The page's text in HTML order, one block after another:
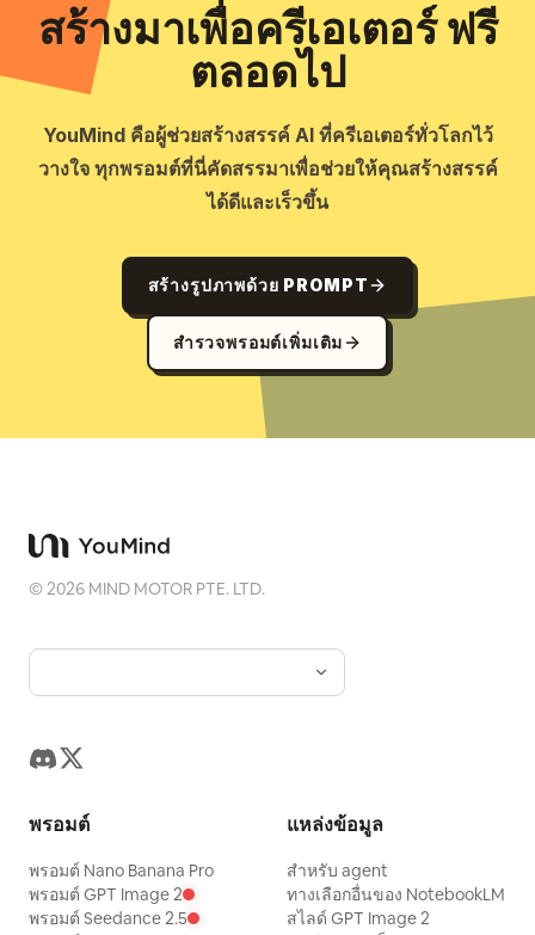
สร้างมาเพื่อครีเอเตอร์ ฟรี
ตลอดไป
YouMind คือผู้ช่วยสร้างสรรค์ AI ที่ครีเอเตอร์ทั่วโลกไว้
วางใจ ทุกพรอมต์ที่นี่คัดสรรมาเพื่อช่วยให้คุณสร้างสรรค์
ได้ดีและเร็วขึ้น
สร้างรูปภาพด้วย PROMPT
สำรวจพรอมต์เพิ่มเติม
©2026 MIND MOTOR PTE. LTD.
พรอมต์
พรอมต์ Nano Banana Pro
พรอมต์ GPT Image 2
พรอมต์ Seedance 2.5
แหล่งข้อมูล
สำหรับ agent
ทางเลือกอื่นของ NotebookLM
สไลด์ GPT Image 2